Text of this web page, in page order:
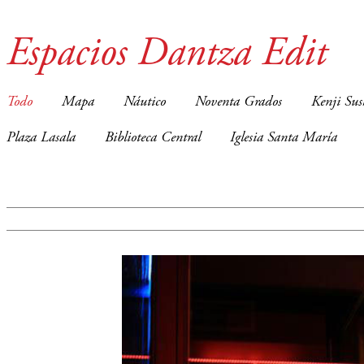
Espacios Dantza Edit
Todo Mapa Náutico Noventa Grados Kenji
Plaza Lasala Biblioteca Central Iglesia Santa María